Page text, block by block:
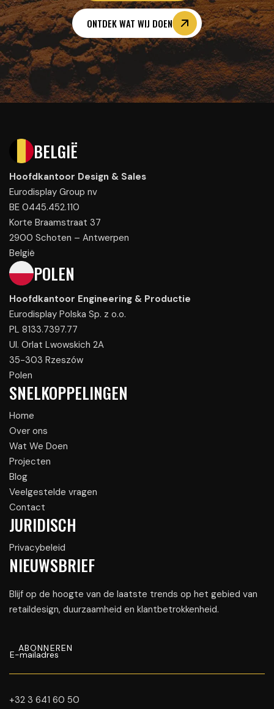
ONTDEK WAT WIJ DOEN
NIEUWSBRIEF
Blijf op de hoogte van de laatste trends op het gebied van
retaildesign, duurzaamheid en klantbetrokkenheid.
+32 3 641 60 50
BELGIË
Hoofdkantoor Design & Sales
Eurodisplay Group nv
BE 0445.452.110
Korte Braamstraat 37
2900 Schoten – Antwerpen
België
POLEN
Hoofdkantoor Engineering & Productie
Eurodisplay Polska Sp. z o.o.
PL 8133.7397.77
Ul. Orlat Lwowskich 2A
35-303 Rzeszów
Polen
SNELKOPPELINGEN
Home
Over ons
Wat We Doen
Projecten
Blog
Veelgestelde vragen
Contact
JURIDISCH
Privacybeleid